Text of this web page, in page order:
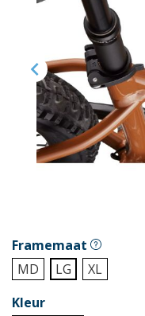

Framemaat
MD
LG
XL
Kleur